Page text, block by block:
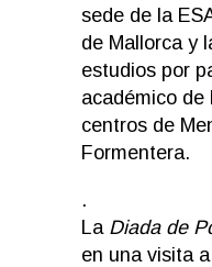
sede de la
de Mallorca y
estudios por
académico de
centros de
Formentera.
.
La Diada de
en una visita